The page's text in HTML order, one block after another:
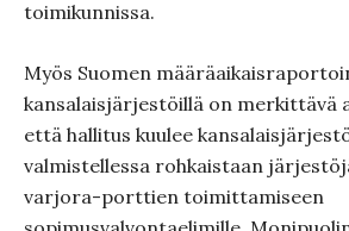
toimikunnissa.
Myös Suomen
kansalaisjärjestöillä on merkittävä
että hallitus kuulee
valmistellessa rohkaistaan
varjora-porttien toimittamiseen